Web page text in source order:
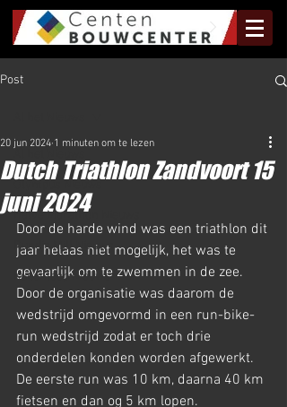
Post
Olympus Nieuws
Halve Marathon Nieuws
Rundje Mill Nieuws
Kuilenloop Nieuws
Dutch Triathlon Zandvoort 15
juni 2024
20 jun 2024 1 minuten om te lezen
Door de harde wind was een triathlon dit
jaar helaas niet mogelijk, het was te
gevaarlijk om te zwemmen in de zee.
Door de organisatie was daarom de
wedstrijd omgevormd in een run-bike-
run wedstrijd zodat er toch drie
onderdelen konden worden afgewerkt.
De eerste run was 10 km, daarna 40 km
fietsen en dan og 5 km lopen.